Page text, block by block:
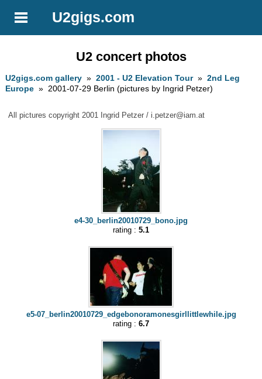
U2gigs.com
U2 concert photos
U2gigs.com gallery »2001 - U2 Elevation Tour»2nd Leg
Europe » 2001-07-29 Berlin (pictures by Ingrid Petzer)
All pictures copyright 2001 Ingrid Petzer /i.petzer@iam.at
e4-30_berlin20010729_bono.jpg
rating : 5.1
e5-07_berlin20010729_edgebonoramonesgirllittlewhile.jpg
rating : 6.7